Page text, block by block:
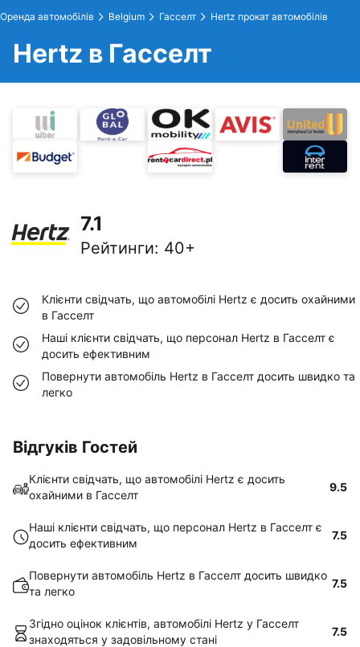
Оренда автомобілів Belgium Гасселт Hertz прокат автомобілів
Hertz в Гасселт
7.1
Рейтинги: 40+
Клієнти свідчать, що автомобілі Hertz є досить охайними
в Гасселт
Наші клієнти свідчать, що персонал Hertz в Гасселт є
досить ефективним
Повернути автомобіль Hertz в Гасселт досить швидко та
легко
Відгуків Гостей
Клієнти свідчать, що автомобілі Hertz є досить
охайними в Гасселт
9.5
Наші клієнти свідчать, що персонал Hertz в Гасселт є
досить ефективним
7.5
Повернути автомобіль Hertz в Гасселт досить швидко
та легко
7.5
Згідно оцінок клієнтів, автомобілі Hertz у Гасселт
знаходяться у задовільному стані
7.5